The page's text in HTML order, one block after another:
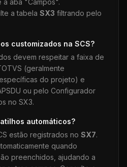
a aba "Campos".
a tabela SX3 filtrando pelo
customizados na SCS?
devem respeitar a faixa de
(geralmente
do projeto) e
ou pelo Configurador
no SX3.
automáticos?
estão registrados no SX7.
quando
preenchidos, ajudando a